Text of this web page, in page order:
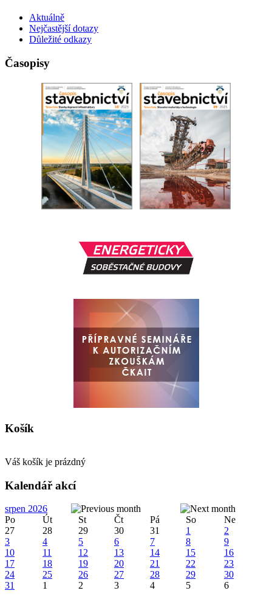
Aktuálně
Nejčastější dotazy
Důležité odkazy
Časopisy
Košík
Váš košík je prázdný
Kalendář akcí
srpen 2026
Po
Út St Čt Pá So
Ne
27
28 29 30 31 1
2
3
4 5 6 7 8
9
10
11 12 13 14 15
16
17
18 19 20 21 22
23
24
25 26 27 28 29
30
31
1 2 3 4 5 6